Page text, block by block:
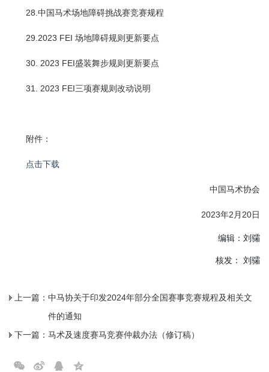
28.中国马术场地障碍挑战赛竞赛规程
29.2023 FEI 场地障碍规则更新要点
30. 2023 FEI盛装舞步规则更新要点
31. 2023 FEI三项赛规则改动说明
附件：
点击下载
中国马术协会
2023年2月20日
编辑：刘骦
核发： 刘骦
上一篇： 中马协关于印发2024年部分全国赛事竞赛规程及相关文
件的通知
下一篇： 马术及速度赛马竞赛仲裁办法（修订稿）